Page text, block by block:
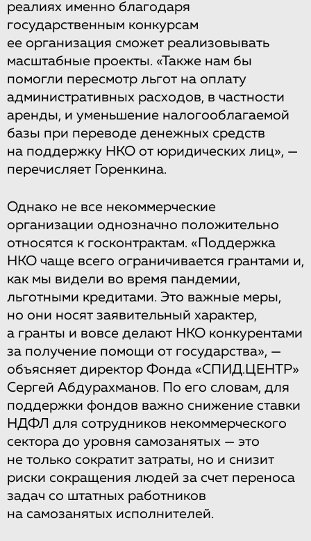
реалиях именно благодаря
государственным конкурсам
ее организация сможет реализовывать
масштабные проекты. «Также нам бы
помогли пересмотр льгот на оплату
административных расходов, в частности
аренды, и уменьшение налогооблагаемой
базы при переводе денежных средств
на поддержку НКО от юридических лиц», —
перечисляет Горенкина.
Однако не все некоммерческие
организации однозначно положительно
относятся к госконтрактам. «Поддержка
НКО чаще всего ограничивается грантами и,
как мы видели во время пандемии,
льготными кредитами. Это важные меры,
но они носят заявительный характер,
а гранты и вовсе делают НКО конкурентами
за получение помощи от государства», —
объясняет директор Фонда «СПИД.ЦЕНТР»
Сергей Абдурахманов. По его словам, для
поддержки фондов важно снижение ставки
НДФЛ для сотрудников некоммерческого
сектора до уровня самозанятых — это
не только сократит затраты, но и снизит
риски сокращения людей за счет переноса
задач со штатных работников
на самозанятых исполнителей.